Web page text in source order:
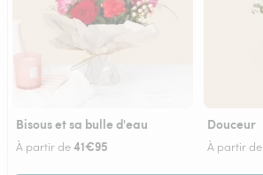
Bisous et sa bulle d'eau
À partir de41€95
Douceur
À partir de